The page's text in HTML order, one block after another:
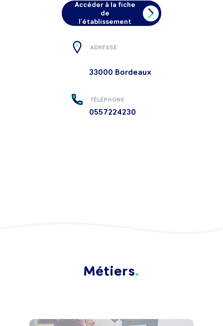
Accéder à la fiche
de
l'établissement
ADRESSE
33000 Bordeaux
TÉLÉPHONE
0557224230
Métiers